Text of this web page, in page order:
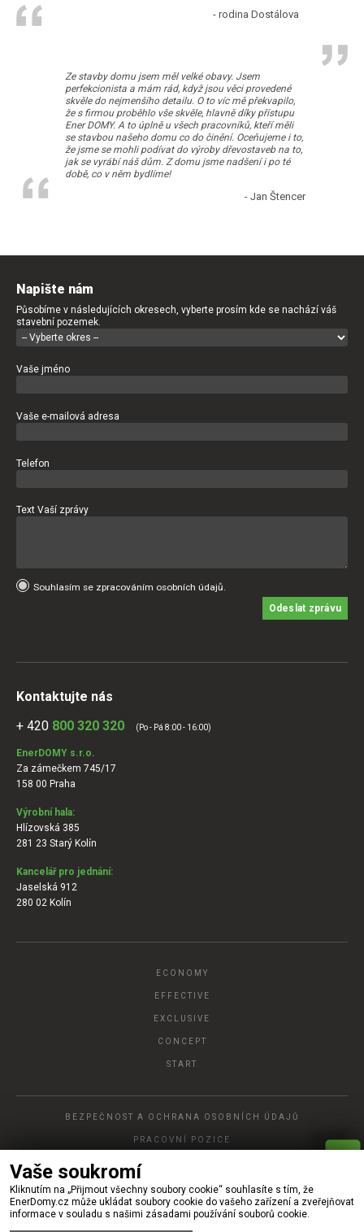
Vaše soukromí
Kliknutím na „Přijmout všechny soubory cookie“ souhlasíte s tím, že
EnerDomy.cz může ukládat soubory cookie do vašeho zařízení a zveřejňovat
informace v souladu s našimi zásadami používání souborů cookie.
- rodina Dostálova
Ze stavby domu jsem měl velké obavy. Jsem
perfekcionista a mám rád, když jsou věci provedené
skvěle do nejmenšího detailu. O to víc mě překvapilo,
že s firmou proběhlo vše skvěle, hlavně díky přístupu
Ener DOMY. A to úplně u všech pracovníků, kteří měli
se stavbou našeho domu co do činění. Oceňujeme i to,
že jsme se mohli podívat do výroby dřevostaveb na to,
jak se vyrábí náš dům. Z domu jsme nadšení i po té
době, co v něm bydlíme!
- Jan Štencer
R
Y
C
H
L
Á
PO
P
T
Á
V
K
A
Napište nám
Působíme v následujících okresech, vyberte prosím kde se nachází váš
stavební pozemek.
Vaše jméno
Vaše e-mailová adresa
Telefon
Text Vaší zprávy
Souhlasím se zpracováním osobních údajů.
Odeslat zprávu
Kontaktujte nás
+ 420 800 320 320 (Po - Pá 8:00 - 16:00)
EnerDOMY s.r.o.
Za zámečkem 745/17
158 00 Praha
Výrobní hala:
Hlízovská 385
281 23 Starý Kolín
Kancelář pro jednání:
Jaselská 912
280 02 Kolín
ECONOMY
EFFECTIVE
EXCLUSIVE
CONCEPT
START
BEZPEČNOST A OCHRANA OSOBNÍCH ÚDAJŮ
PRACOVNÍ POZICE
© 2022, Ener DOMY, s.r.o.